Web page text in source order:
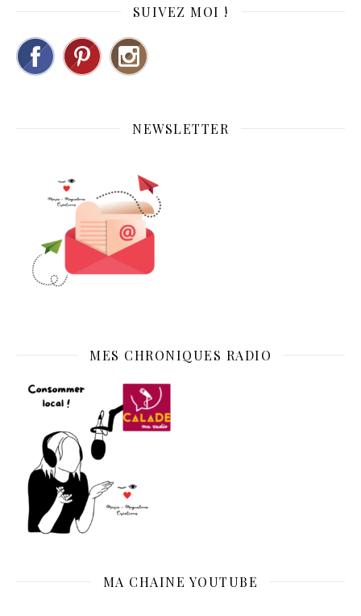
SUIVEZ MOI !
NEWSLETTER
MES CHRONIQUES RADIO
MA CHAINE YOUTUBE